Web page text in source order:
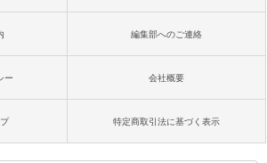
編集部へのご連絡
ー 会社概要
特定商取引法に基づく表示